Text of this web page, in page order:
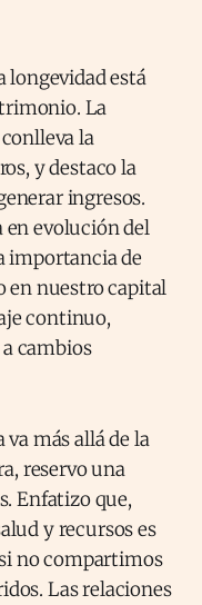
longevidad está
La
la
y destaco la
ingresos.
en evolución del
importancia de
en nuestro capital
continuo,
cambios
va más allá de la
reservo una
Enfatizo que,
y recursos es
no compartimos
Las relaciones